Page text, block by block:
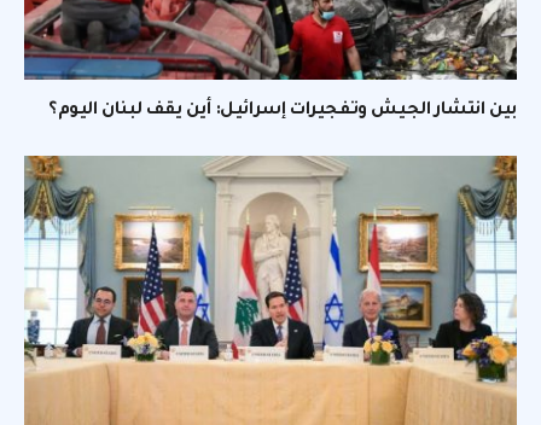
بين انتشار الجيش وتفجيرات إسرائيل: أين يقف لبنان اليوم؟